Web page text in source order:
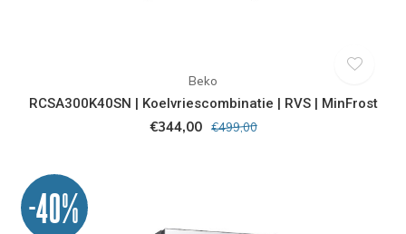
Beko
RCSA300K40SN | Koelvriescombinatie | RVS | MinFrost
€344,00 €499,00
-40%